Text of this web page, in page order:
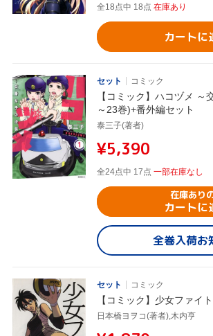
全18点中 18点 在庫あり
カートに
セット コミック
【コミック】ハコヅメ ～
～23巻)+番外編セット
泰三子(著者)
¥5,390
全24点中 17点 一部在庫なし
在庫あり
カートに
全巻入荷お
セット コミック
【コミック】少女ファイ
日本橋ヨヲコ(著者),木内亨